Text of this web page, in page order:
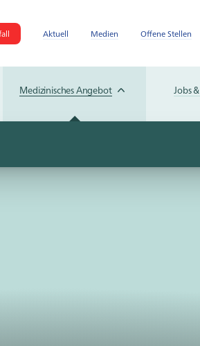
Aktuell Medien Offene Stellen
Medizinisches Angebot Jobs